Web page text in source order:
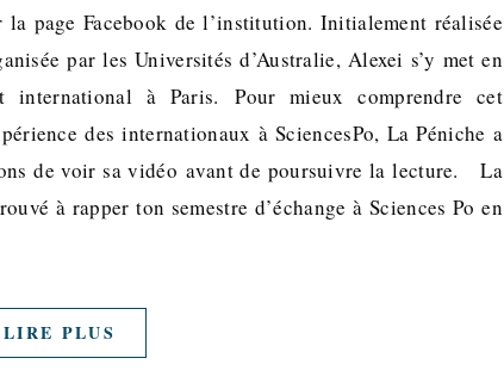
la page Facebook de l’institution. Initialement réalisée
par les Universités d’Australie, Alexei s’y met en
international à Paris. Pour mieux comprendre cet
des internationaux à SciencesPo, La Péniche a
de voir sa vidéo avant de poursuivre la lecture. La
à rapper ton semestre d’échange à Sciences Po en
LIRE PLUS